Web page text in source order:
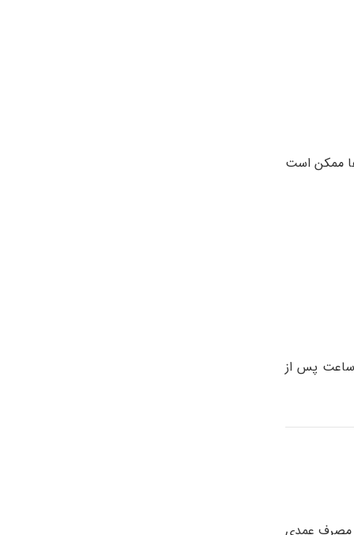
ممکن است
ساعت پس از
مصرف عمدی